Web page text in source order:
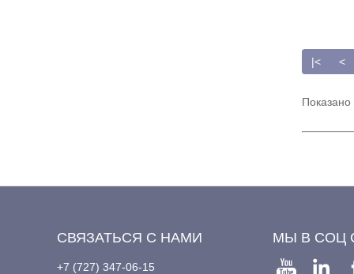
|< <
Показано
СВЯЗАТЬСЯ С НАМИ
+7 (727) 347-06-15
МЫ В СОЦ